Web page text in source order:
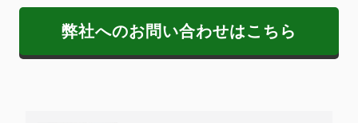
弊社へのお問い合わせはこちら